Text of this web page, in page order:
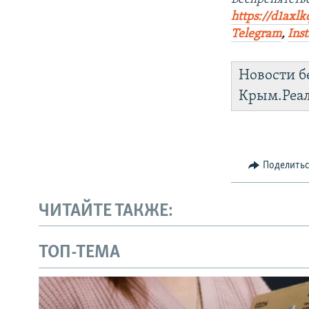
https://
Telegram,
Новости
ЧИТАЙТЕ ТАКЖЕ:
ТОП-ТЕМА